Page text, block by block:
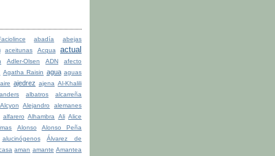
abadía
abejas
aceitunas Acqua actual
Adler-Olsen ADN afecto
Agatha Raisin agua aguas
aire ajedrez ajena Al-Khalili
albatros
alcarreña
Alcyon Alejandro alemanes
alfarero Alhambra Ali Alice
Alonso
Alonso Peña
alucinógenos
Álvarez de
aman amante Amantea